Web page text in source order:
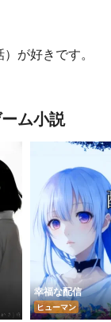
が好きです。
ム小説
幸福な配信
ヒューマン